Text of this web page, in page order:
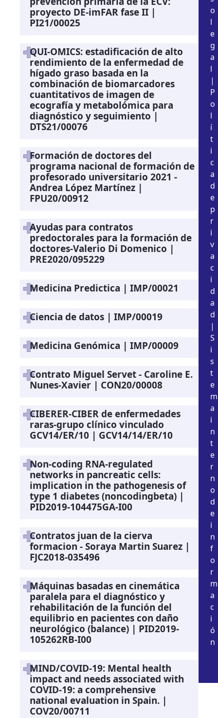
proyecto DE-imFAR fase II |
PI21/00025
QUI-OMICS: estadificación de alto
rendimiento de la enfermedad de
hígado graso basada en la
combinación de biomarcadores
cuantitativos de imagen de
ecografía y metabolómica para
diagnóstico y seguimiento |
DTS21/00076
Formación de doctores del
programa nacional de formación de
profesorado universitario 2021 -
Andrea López Martínez |
FPU20/00912
Ayudas para contratos
predoctorales para la formación de
doctores-Valerio Di Domenico |
PRE2020/095229
Medicina Predictica | IMP/00021
Ciencia de datos | IMP/00019
Medicina Genómica | IMP/00009
Contrato Miguel Servet - Caroline E.
Nunes-Xavier | CON20/00008
CIBERER-CIBER de enfermedades
raras-grupo clínico vinculado
GCV14/ER/10 | GCV14/14/ER/10
Non-coding RNA-regulated
networks in pancreatic cells:
implication in the pathogenesis of
type 1 diabetes (noncodingbeta) |
PID2019-104475GA-I00
Contratos juan de la cierva
formacion - Soraya Martin Suarez |
FJC2018-035496
Máquinas basadas en cinemática
paralela para el diagnóstico y
rehabilitación de la función del
equilibrio en pacientes con daño
neurológico (balance) | PID2019-
105262RB-I00
MIND/COVID-19: Mental health
impact and needs associated with
COVID-19: a comprehensive
national evaluation in Spain. |
COV20/00711
o
l
e
g
a
l
|
P
o
l
í
t
i
c
a
d
e
p
r
i
v
a
c
i
d
a
d
|
S
i
s
t
e
m
a
i
n
t
e
r
n
o
d
e
i
n
f
o
r
m
a
c
i
ó
n